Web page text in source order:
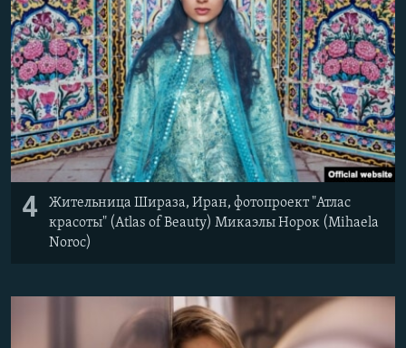
4
Жительница Шираза, Иран, ​фотопроект "Атлас
красоты" (Atlas of Beauty) Микаэлы Норок (Mihaela
Noroc)